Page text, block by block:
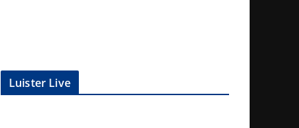
Luister Live